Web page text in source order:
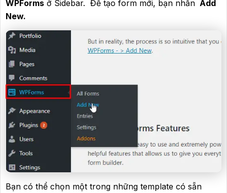
WPForms ở Sidebar. Để tạo form mới, bạn nhấn Add
New.
Bạn có thể chọn một trong những template có sẵn